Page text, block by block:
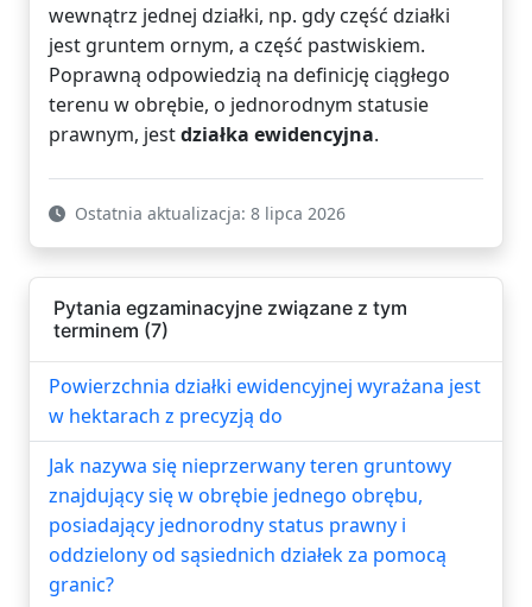
wewnątrz jednej działki, np. gdy część działki
jest gruntem ornym, a część pastwiskiem.
Poprawną odpowiedzią na definicję ciągłego
terenu w obrębie, o jednorodnym statusie
prawnym, jestdziałka ewidencyjna.
Ostatnia aktualizacja: 8 lipca 2026
Pytania egzaminacyjne związane z tym
terminem (7)
Powierzchnia działki ewidencyjnej wyrażana jest
w hektarach z precyzją do
Jak nazywa się nieprzerwany teren gruntowy
znajdujący się w obrębie jednego obrębu,
posiadający jednorodny status prawny i
oddzielony od sąsiednich działek za pomocą
granic?